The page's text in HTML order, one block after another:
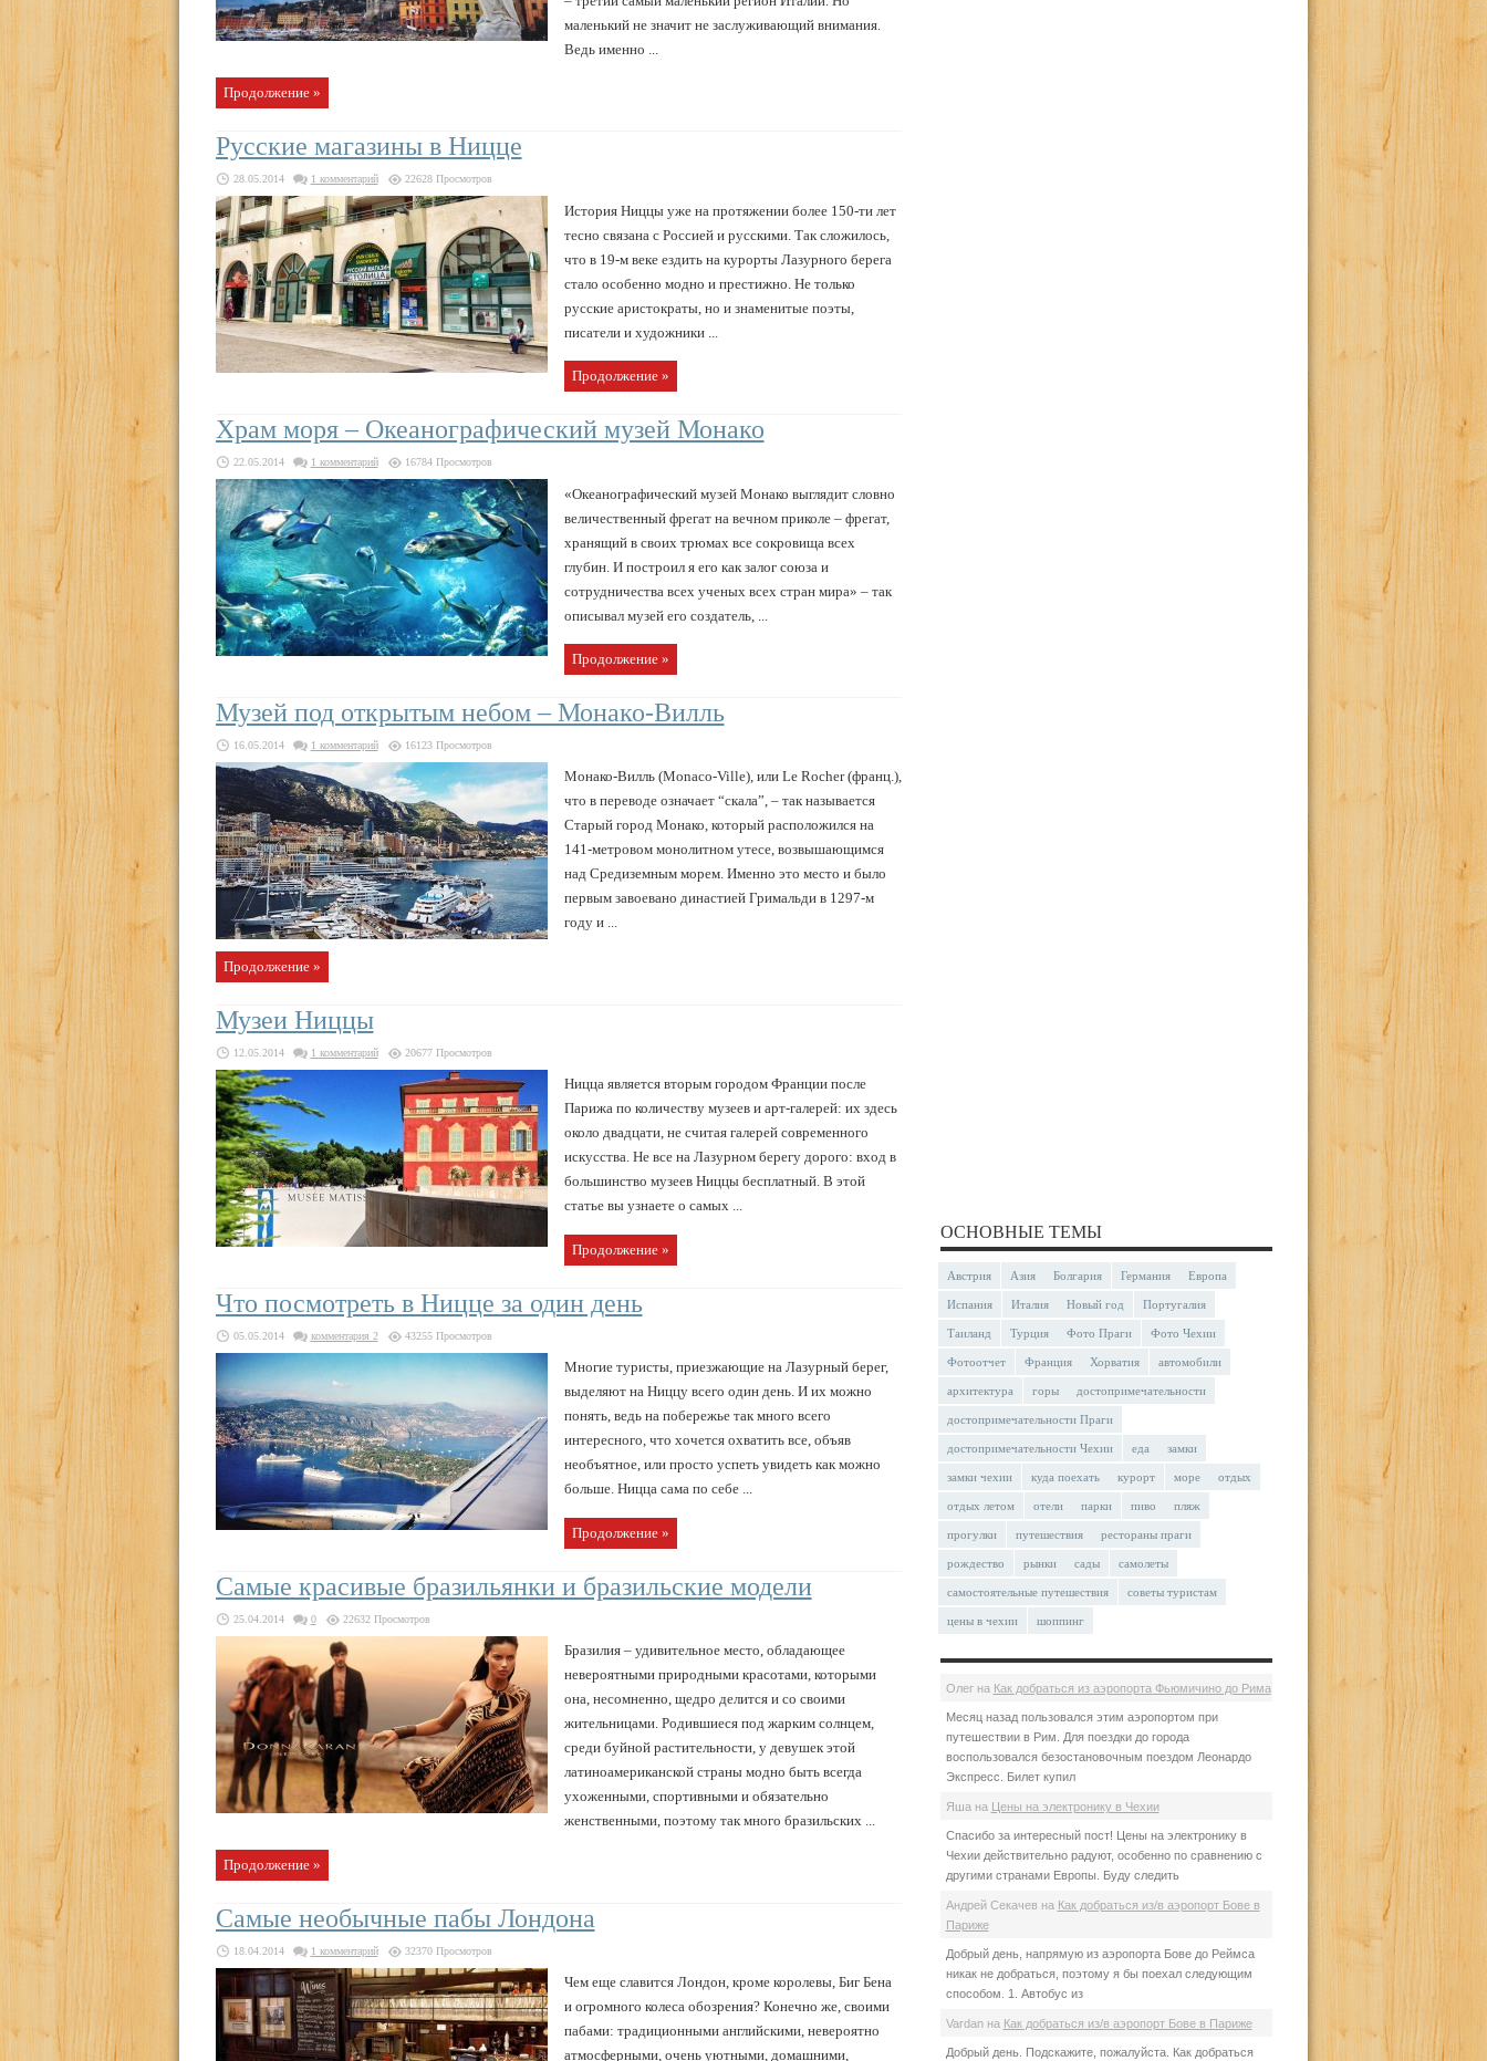
маленький не значит не заслуживающий внимания.
Ведь именно ...
Продолжение »
Русские магазины в Ницце
28.05.2014 1 комментарий 22628 Просмотров
История Ниццы уже на протяжении более 150-ти лет
тесно связана с Россией и русскими. Так сложилось,
что в 19-м веке ездить на курорты Лазурного берега
стало особенно модно и престижно. Не только
русские аристократы, но и знаменитые поэты,
писатели и художники ...
Продолжение »
Храм моря – Океанографический музей Монако
22.05.2014 1 комментарий 16784 Просмотров
«Океанографический музей Монако выглядит словно
величественный фрегат на вечном приколе – фрегат,
хранящий в своих трюмах все сокровища всех
глубин. И построил я его как залог союза и
сотрудничества всех ученых всех стран мира» – так
описывал музей его создатель, ...
Продолжение »
Музей под открытым небом – Монако-Вилль
16.05.2014 1 комментарий 16123 Просмотров
Монако-Вилль (Monaco-Ville), или Le Rocher (франц.),
что в переводе означает “скала”, – так называется
Старый город Монако, который расположился на
141-метровом монолитном утесе, возвышающимся
над Средиземным морем. Именно это место и было
первым завоевано династией Гримальди в 1297-м
году и ...
Продолжение »
Музеи Ниццы
12.05.2014 1 комментарий 20677 Просмотров
Ницца является вторым городом Франции после
Парижа по количеству музеев и арт-галерей: их здесь
около двадцати, не считая галерей современного
искусства. Не все на Лазурном берегу дорого: вход в
большинство музеев Ниццы бесплатный. В этой
статье вы узнаете о самых ...
Продолжение »
Что посмотреть в Ницце за один день
05.05.2014 комментария 2 43255 Просмотров
Многие туристы, приезжающие на Лазурный берег,
выделяют на Ниццу всего один день. И их можно
понять, ведь на побережье так много всего
интересного, что хочется охватить все, объяв
необъятное, или просто успеть увидеть как можно
больше. Ницца сама по себе ...
Продолжение »
Самые красивые бразильянки и бразильские модели
25.04.2014 0 22632 Просмотров
Бразилия – удивительное место, обладающее
невероятными природными красотами, которыми
она, несомненно, щедро делится и со своими
жительницами. Родившиеся под жарким солнцем,
среди буйной растительности, у девушек этой
латиноамериканской страны модно быть всегда
ухоженными, спортивными и обязательно
женственными, поэтому так много бразильских ...
Продолжение »
Самые необычные пабы Лондона
18.04.2014 1 комментарий 32370 Просмотров
Чем еще славится Лондон, кроме королевы, Биг Бена
и огромного колеса обозрения? Конечно же, своими
пабами: традиционными английскими, невероятно
атмосферными, очень уютными, домашними,
ОСНОВНЫЕ ТЕМЫ
Австрия Азия Болгария Германия Европа
Испания Италия Новый год Португалия
Таиланд Турция Фото Праги Фото Чехии
Фотоотчет Франция Хорватия автомобили
архитектура горы достопримечательности
достопримечательности Праги
достопримечательности Чехии еда замки
замки чехии куда поехать курорт море отдых
отдых летом отели парки пиво пляж
прогулки путешествия рестораны праги
рождество рынки сады самолеты
самостоятельные путешествия советы туристам
цены в чехии шоппинг
Олегна Как добраться из аэропорта Фьюмичино до Рима
Месяц назад пользовался этим аэропортом при
путешествии в Рим. Для поездки до города
воспользовался безостановочным поездом Леонардо
Экспресс. Билет купил
Яша на Цены на электронику в Чехии
Спасибо за интересный пост! Цены на электронику в
Чехии действительно радуют, особенно по сравнению с
другими странами Европы. Буду следить
Андрей Секачев на Как добраться из/в аэропорт Бове в
Париже
Добрый день, напрямую из аэропорта Бове до Реймса
никак не добраться, поэтому я бы поехал следующим
способом. 1. Автобус из
Vardanна Как добраться из/в аэропорт Бове в Париже
Добрый день. Подскажите, пожалуйста. Как добраться